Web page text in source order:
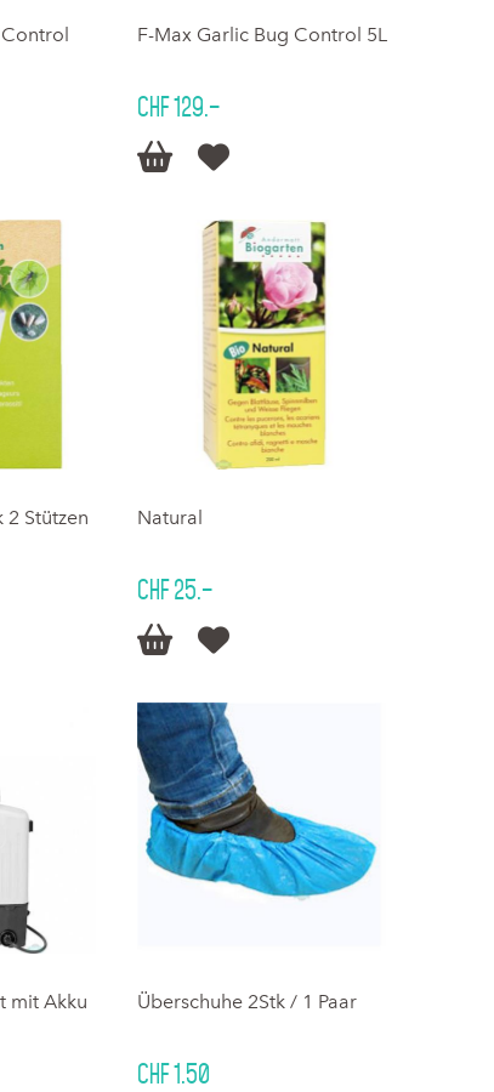
F-Max Garlic Bug Control 5L
CHF 129.–
 
2 Stützen Natural
CHF 25.–
 
mit Akku
Überschuhe 2Stk / 1 Paar
CHF 1.50